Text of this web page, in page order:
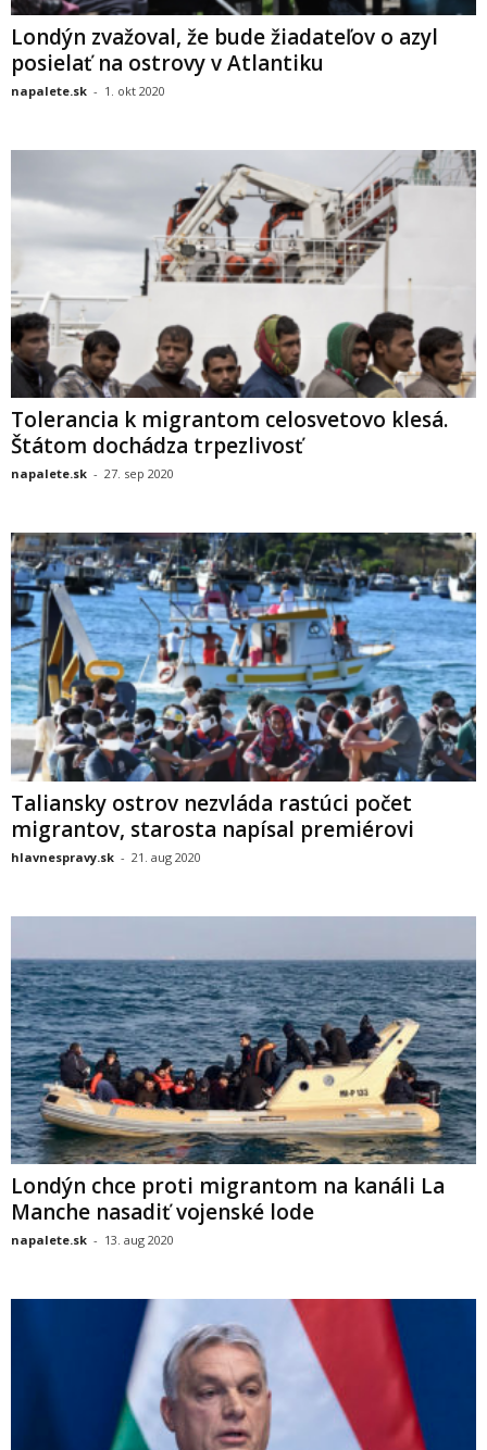
Londýn zvažoval, že bude žiadateľov o azyl
posielať na ostrovy v Atlantiku
napalete.sk - 1. okt 2020
Tolerancia k migrantom celosvetovo klesá.
Štátom dochádza trpezlivosť
napalete.sk - 27. sep 2020
Taliansky ostrov nezvláda rastúci počet
migrantov, starosta napísal premiérovi
hlavnespravy.sk - 21. aug 2020
Londýn chce proti migrantom na kanáli La
Manche nasadiť vojenské lode
napalete.sk - 13. aug 2020